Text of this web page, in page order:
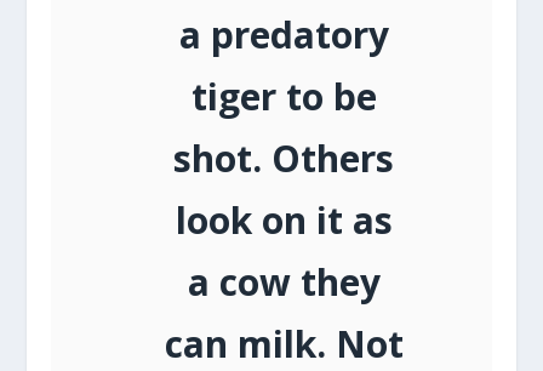
a predatory
tiger to be
shot. Others
look on it as
a cow they
can milk. Not